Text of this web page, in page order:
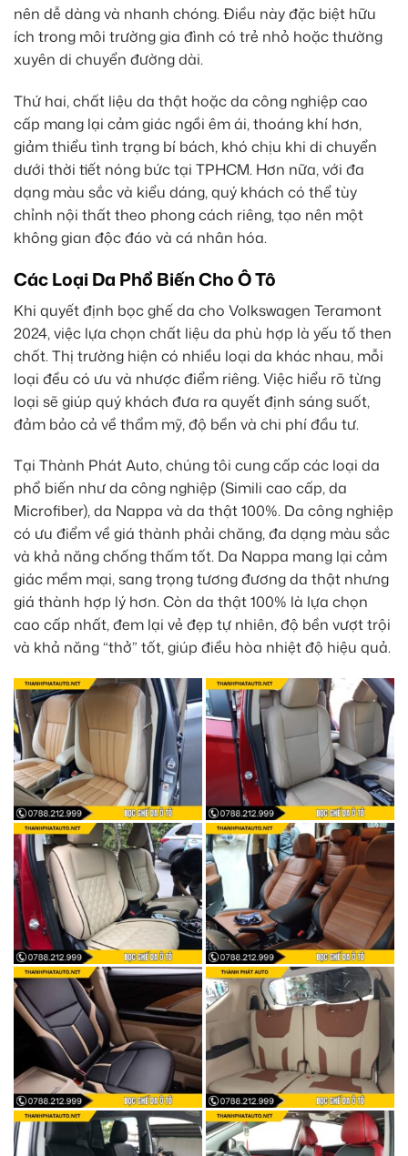
nên dễ dàng và nhanh chóng. Điều này đặc biệt hữu
ích trong môi trường gia đình có trẻ nhỏ hoặc thường
xuyên di chuyển đường dài.
Thứ hai, chất liệu da thật hoặc da công nghiệp cao
cấp mang lại cảm giác ngồi êm ái, thoáng khí hơn,
giảm thiểu tình trạng bí bách, khó chịu khi di chuyển
dưới thời tiết nóng bức tại TPHCM. Hơn nữa, với đa
dạng màu sắc và kiểu dáng, quý khách có thể tùy
chỉnh nội thất theo phong cách riêng, tạo nên một
không gian độc đáo và cá nhân hóa.
Các Loại Da Phổ Biến Cho Ô Tô
Khi quyết định bọc ghế da cho Volkswagen Teramont
2024, việc lựa chọn chất liệu da phù hợp là yếu tố then
chốt. Thị trường hiện có nhiều loại da khác nhau, mỗi
loại đều có ưu và nhược điểm riêng. Việc hiểu rõ từng
loại sẽ giúp quý khách đưa ra quyết định sáng suốt,
đảm bảo cả về thẩm mỹ, độ bền và chi phí đầu tư.
Tại Thành Phát Auto, chúng tôi cung cấp các loại da
phổ biến như da công nghiệp (Simili cao cấp, da
Microfiber), da Nappa và da thật 100%. Da công nghiệp
có ưu điểm về giá thành phải chăng, đa dạng màu sắc
và khả năng chống thấm tốt. Da Nappa mang lại cảm
giác mềm mại, sang trọng tương đương da thật nhưng
giá thành hợp lý hơn. Còn da thật 100% là lựa chọn
cao cấp nhất, đem lại vẻ đẹp tự nhiên, độ bền vượt trội
và khả năng “thở” tốt, giúp điều hòa nhiệt độ hiệu quả.